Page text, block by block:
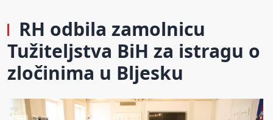
RH odbila zamolnicu
Tužiteljstva BiH za istragu o
zločinima u Bljesku